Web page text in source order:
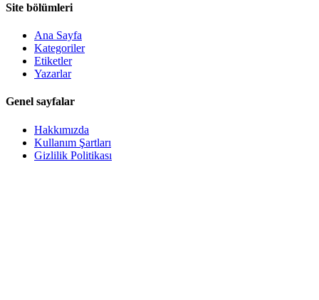
Site bölümleri
Ana Sayfa
Kategoriler
Etiketler
Yazarlar
Genel sayfalar
Hakkımızda
Kullanım Şartları
Gizlilik Politikası